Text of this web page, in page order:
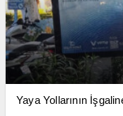
Yaya Yollarının